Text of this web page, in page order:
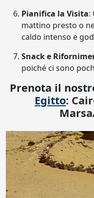
Pianifica la Visita:
mattino presto o
caldo intenso e
Snack e
poiché ci sono
Prenota il
Egitto: